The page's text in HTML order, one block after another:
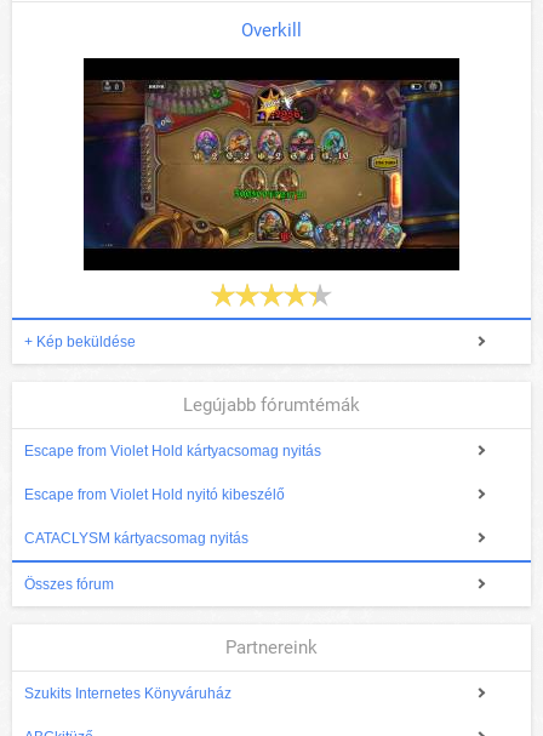
Overkill
+ Kép beküldése
Legújabb fórumtémák
Escape from Violet Hold kártyacsomag nyitás
Escape from Violet Hold nyitó kibeszélő
CATACLYSM kártyacsomag nyitás
Összes fórum
Partnereink
Szukits Internetes Könyváruház